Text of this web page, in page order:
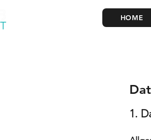
HOME
1.